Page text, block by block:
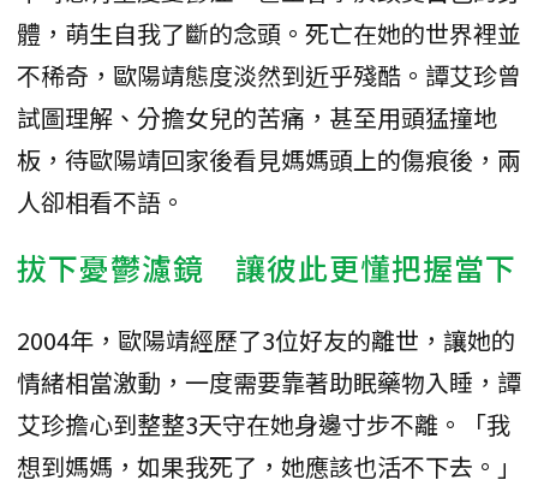
體，萌生自我了斷的念頭。死亡在她的世界裡並
不稀奇，歐陽靖態度淡然到近乎殘酷。譚艾珍曾
試圖理解、分擔女兒的苦痛，甚至用頭猛撞地
板，待歐陽靖回家後看見媽媽頭上的傷痕後，兩
人卻相看不語。
拔下憂鬱濾鏡 讓彼此更懂把握當下
2004年，歐陽靖經歷了3位好友的離世，讓她的
情緒相當激動，一度需要靠著助眠藥物入睡，譚
艾珍擔心到整整3天守在她身邊寸步不離。「我
想到媽媽，如果我死了，她應該也活不下去。」